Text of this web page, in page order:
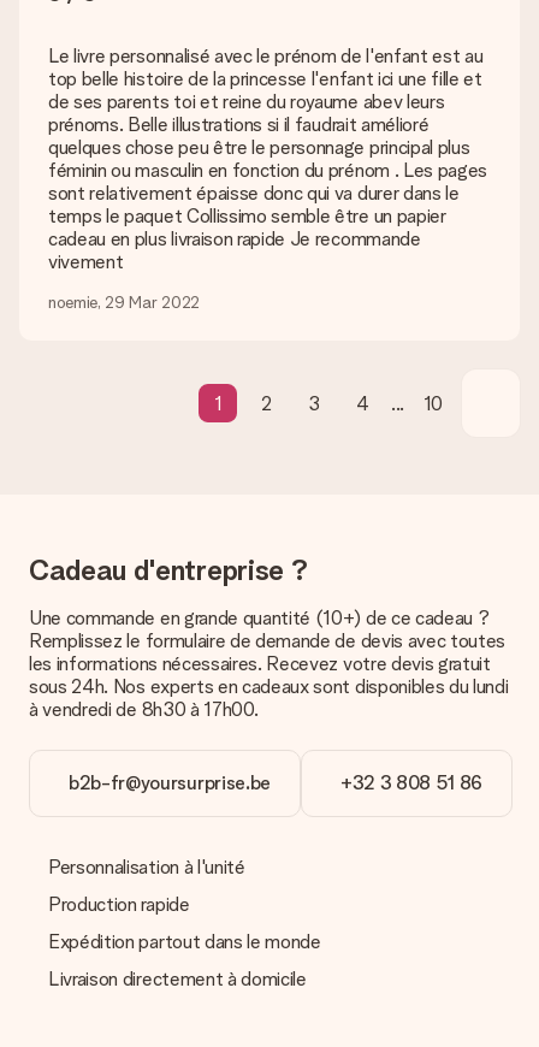
Il n’est, en ce moment, pas possible de choisir une date
précise pour votre cadeau.
Quel est le délai de livraison ? Quand est-ce que mon
cadeau sera livré ?
Le délai de livraison est indiqué sur la page du produit choisi.
Quelles sont les options de livraison ?
Pour l’instant, il n’est pas (encore) possible de choisir une
option de livraison. Le cadeau commandé vous est envoyé par
manière votre paquet vous sera livré, merci de bien vouloir
Comment puis-je régler ma commande ?
Réception du cadeau
fait ?
Nous déplorons le fait que votre cadeau ne vous plaise pas.
Vous pouvez dans ce cas contacter notre service client qui
vous aidera à trouver une solution satisfaisante.
Nous n’envoyons pas de facture avec le cadeau. Nous vous
l’envoyons par e-mail avec la confirmation de commande. Vous
pouvez de même retrouver votre facture dans votre espace
personnel MySurprise. Vous pouvez ainsi être tranquille et
un véritable effet surprise !
Le livre personnalisé avec le prénom de l'enfant est au
top belle histoire de la princesse l'enfant ici une fille et
de ses parents toi et reine du royaume abev leurs
prénoms. Belle illustrations si il faudrait amélioré
quelques chose peu être le personnage principal plus
féminin ou masculin en fonction du prénom . Les pages
sont relativement épaisse donc qui va durer dans le
temps le paquet Collissimo semble être un papier
cadeau en plus livraison rapide Je recommande
vivement
noemie, 29 Mar 2022
1 2 3 4 ... 10
Cadeau d'entreprise ?
Une commande en grande quantité (10+) de ce cadeau ?
Remplissez le formulaire de demande de devis avec toutes
les informations nécessaires. Recevez votre devis gratuit
sous 24h. Nos experts en cadeaux sont disponibles du lundi
à vendredi de 8h30 à 17h00.
b2b-fr@yoursurprise.be +32 3 808 51 86
Personnalisation à l'unité
Production rapide
Expédition partout dans le monde
Livraison directement à domicile